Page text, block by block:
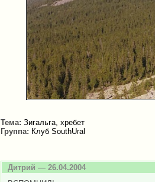
Тема: Зигальга, хребет
Группа: Клуб SouthUral
Дитрий — 26.04.2004